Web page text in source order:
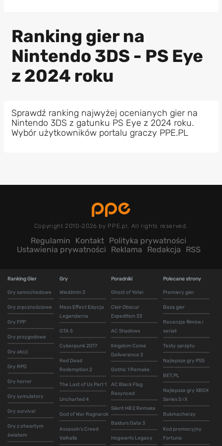
Ranking gier na
Nintendo 3DS - PS Eye
z 2024 roku
Sprawdź ranking najwyżej ocenianych gier na
Nintendo 3DS z gatunku PS Eye z 2024 roku.
Wybór użytkowników portalu graczy PPE.PL
Copyright 2010-2026 by PPE.pl. All rights reserved.
Regulamin Kontakt Polityka prywatności
Ustawienia prywatności
Reklama Redakcja RSS
Ranking Gier
Gry samochodowe
Gry zręcznościowe
Gry FPP
Gry przygodowe
Gry akcji
Gry RPG
Gry horror
Gry symulatory
Gry survival
Gry z otwartym
światem
Gry
Wiedźmin 3
Mass Effect Edycja
Legendarna
GTA 5
Cyberpunk 2077
Red Dead
Redemption 2
The Last of Us Part 1
Uncharted 4
God of War Ragnarok
Assassin's Creed
Valhalla
Poradniki
Ghost of Yotei
Clair Obscur
Expedition 33
AC Shadows
Kingdom Come
Deliverance 2
Gothic 1 Remake
AC Black Flag
Resynced
Silent Hill 2 Remake
Baldurs Gate 3
Hogwarts Legacy
Polecane strony
Premiery gier
Baza gier
Recenzje filmów i
seriali
Testy sprzętu
Najlepsze gry PS5
BET.PL
Najlepsze gry XBOX
Series S i X
Bukmacherzy
Kod promocyjny
Fortuna